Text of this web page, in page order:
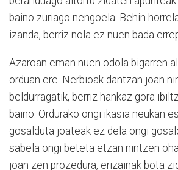
baino zuriago nengoela. Behin
izanda, berriz nola ez nuen bada
Azaroan eman nuen odola bigarren
orduan ere. Nerbioak dantzan joan
beldurragatik, berriz hankaz gora
baino. Ordurako ongi ikasia neukan
gosalduta joateak ez dela ongi
sabela ongi beteta etzan nintzen
joan zen prozedura, erizainak bota